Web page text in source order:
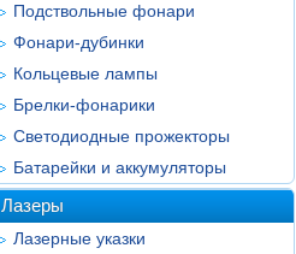
Подствольные фонари
Фонари-дубинки
Кольцевые лампы
Брелки-фонарики
Светодиодные прожекторы
Батарейки и аккумуляторы
Лазеры
Лазерные указки